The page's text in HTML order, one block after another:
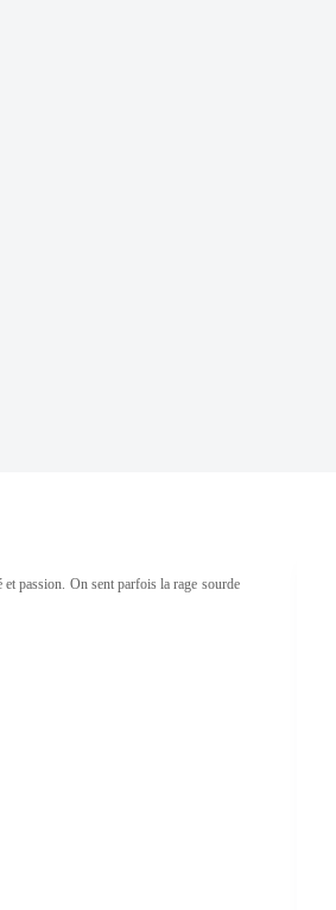
passion. On sent parfois la rage sourde